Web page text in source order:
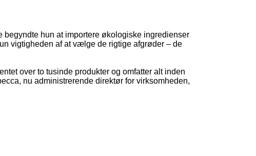
hun at importere økologiske ingredienser
vigtigheden af ​​at vælge de rigtige afgrøder – de
over to tusinde produkter og omfatter alt inden
nu administrerende direktør for virksomheden,